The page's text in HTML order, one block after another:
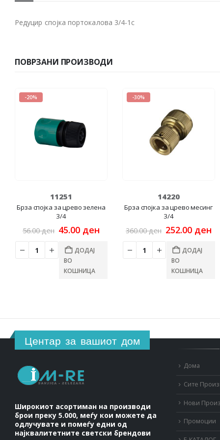
Редуцир спојка портокалова 3/4-1c
ПОВРЗАНИ ПРОИЗВОДИ
-20%
11251
Брза спојка за црево зелена
3/4
56.00ден Original
was:
56.00 ден.
45.00 ден Current
45.00 ден.
ДОДАЈ
ВО
КОШНИЦА
-30%
14220
Брза спојка за црево месинг
3/4
360.00ден Original
was:
360.00 ден.
252.00 ден
ДОДАЈ
ВО
КОШНИЦА
Центар за вашиот дом
Широкиот асортиман на производи
брои преку 5.000, меѓу кои можете да
одлучувате и помеѓу едни од
најквалитетните светски брендови
Дома
Сите
Нови
Промоции